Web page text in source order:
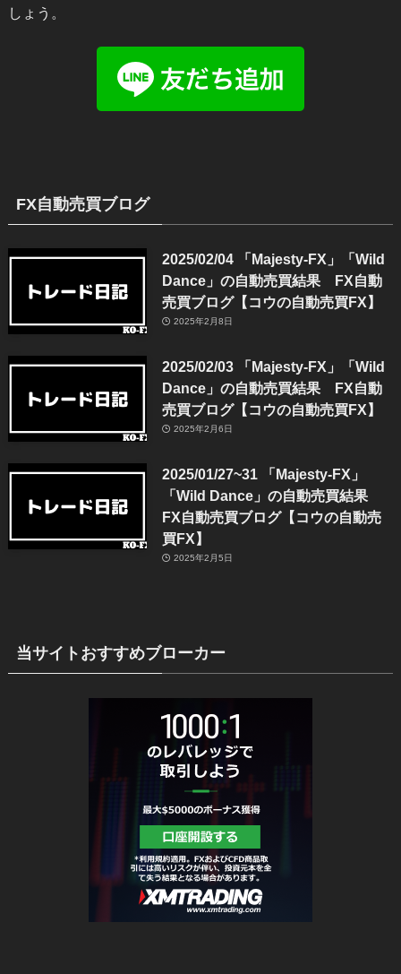
しょう。
FX自動売買ブログ
2025/02/04 「Majesty-FX」「Wild
Dance」の自動売買結果 FX自動
売買ブログ【コウの自動売買FX】
2025年2月8日
2025/02/03 「Majesty-FX」「Wild
Dance」の自動売買結果 FX自動
売買ブログ【コウの自動売買FX】
2025年2月6日
2025/01/27~31 「Majesty-FX」
「Wild Dance」の自動売買結果
FX自動売買ブログ【コウの自動売
買FX】
2025年2月5日
当サイトおすすめブローカー